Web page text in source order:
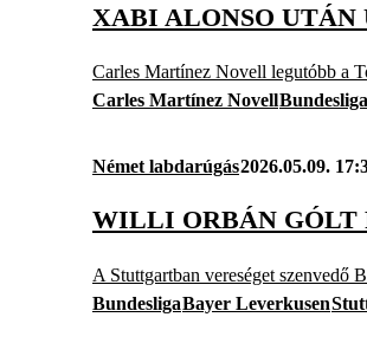
XABI ALONSO UTÁN
Carles Martínez Novell legutóbb a
Carles Martínez NovellBundesliga
Német labdarúgás2026.05.09.
WILLI ORBÁN GÓLT
A Stuttgartban vereséget szenvedő
BundesligaBayer Leverkusen